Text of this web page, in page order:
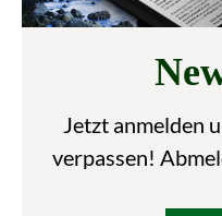
Jetzt anmelden
verpassen!